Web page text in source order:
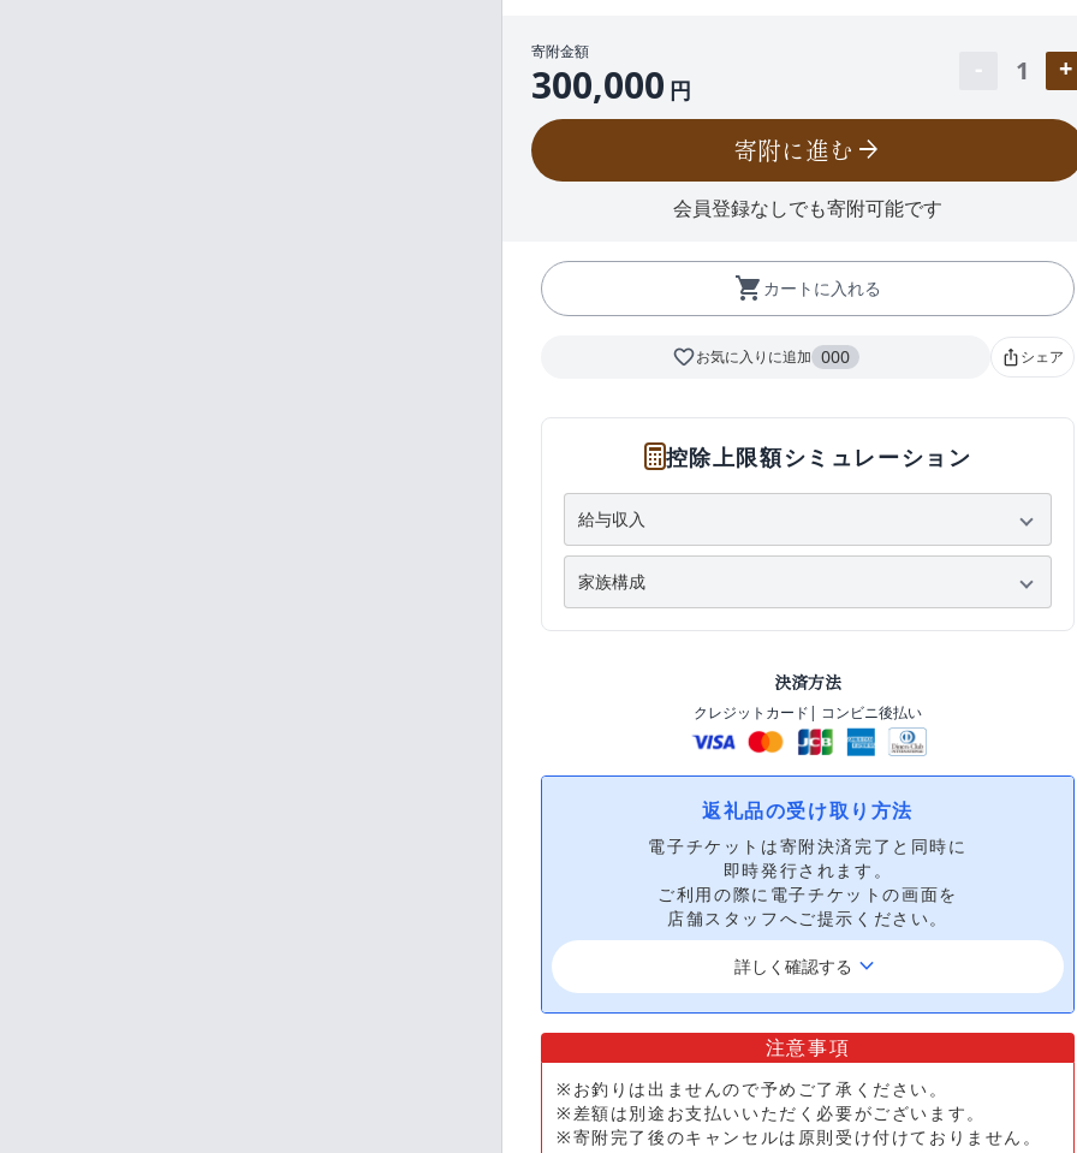
寄附金額
300,000 円
1
寄附に進む arrow_forward
会員登録なしでも寄附可能です
shopping_cart カートに入れる
favorite_borderお気に入りに追加 000 ios_shareシェア
控除上限額シミュレーション
決済方法
クレジットカード| コンビニ後払い
返礼品の受け取り方法
電子チケットは寄附決済完了と同時に
即時発行されます。
ご利用の際に電子チケットの画面を
店舗スタッフへご提示ください。
詳しく確認する keyboard_arrow_down
注意事項
※お釣りは出ませんので予めご了承ください。
※差額は別途お支払いいただく必要がございます。
※寄附完了後のキャンセルは原則受け付けておりません。